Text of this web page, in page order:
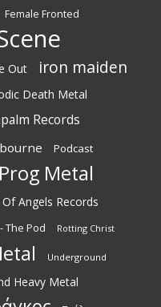
Female Fronted
Out iron maiden
Death Metal
Records
Podcast
Prog Metal
Of Angels Records
The Pod Rotting Christ
Underground
Heavy Metal